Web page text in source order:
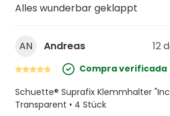
Alles wunderbar geklappt
AN Andreas 12
Compra verificada
Schuette® Suprafix Klemmhalter
Transparent • 4 Stück